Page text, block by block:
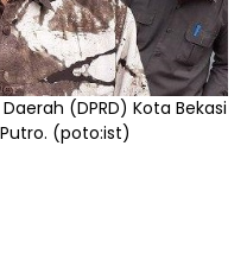
(DPRD) Kota Bekasi
(poto:ist)